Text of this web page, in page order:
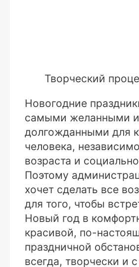
Творческий
Новогодние
самыми желанными и
долгожданными для
человека,
возраста и
Поэтому
хочет сделать все
для того, чтобы
Новый год в
красивой, по-
праздничной
всегда, творчески и